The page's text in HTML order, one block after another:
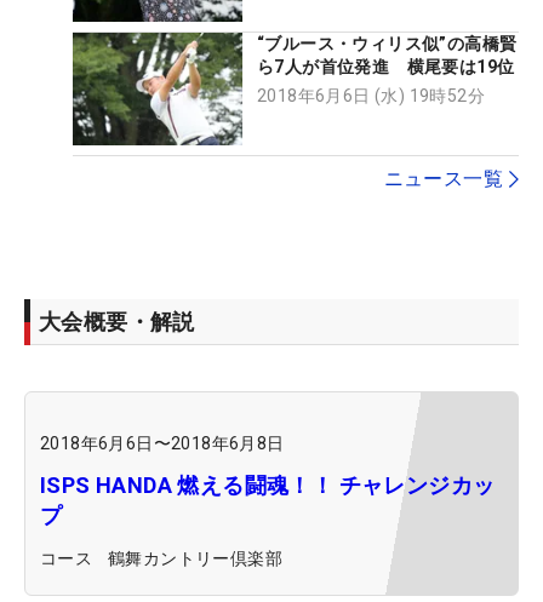
“ブルース・ウィリス似”の高橋賢
ら7人が首位発進 横尾要は19位
2018年6月6日 (水) 19時52分
ニュース一覧
大会概要・解説
2018年6月6日 〜2018年6月8日
ISPS HANDA 燃える闘魂！！ チャレンジカッ
プ
コース 鶴舞カントリー倶楽部